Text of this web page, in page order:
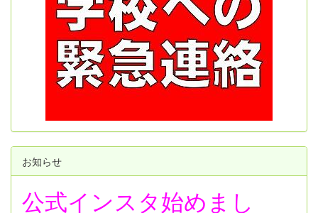
お知らせ
公式インスタ始めまし